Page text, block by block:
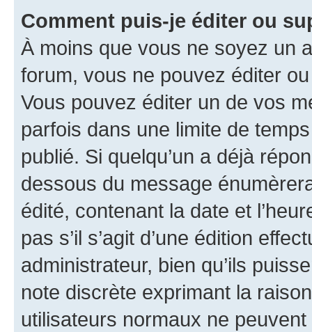
Comment puis-je éditer ou
À moins que vous ne soyez un
forum, vous ne pouvez éditer
Vous pouvez éditer un de vos
parfois dans une limite de
publié. Si quelqu’un a déjà
dessous du message
édité, contenant la date et
pas s’il s’agit d’une édition
administrateur, bien qu’ils
note discrète exprimant la
utilisateurs normaux ne